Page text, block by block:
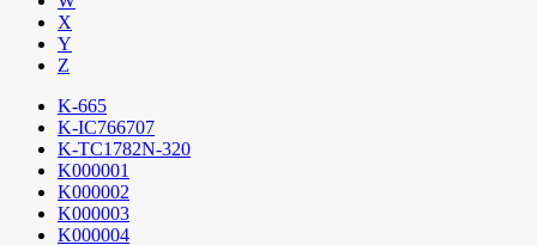
X
Y
Z
K-665
K-IC766707
K-TC1782N-320
K000001
K000002
K000003
K000004